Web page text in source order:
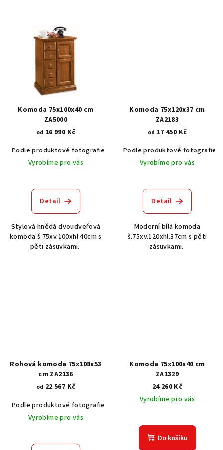
Komoda 75x100x40 cm
ZA5000
od 16 990 Kč
Podle produktové fotografie
Akát vintage BT1551
Ořech
Vyrobíme pro vás
Detail
Stylová hnědá dvoudveřová
komoda š.75xv.100xhl.40cm s
pěti zásuvkami.
Komoda 75x120x37 cm
ZA2183
od 17 450 Kč
Podle produktové fotografie
Vyrobíme pro vás
Detail
Moderní bílá komoda
š.75xv.120xhl.37cm s pěti
zásuvkami.
Rohová komoda 75x108x53
cm ZA2136
od 22 567 Kč
Podle produktové fotografie
Akát vintage BT1551
Vyrobíme pro vás
Komoda 75x100x40 cm
ZA1329
24 260 Kč
Vyrobíme pro vás
Do košíku